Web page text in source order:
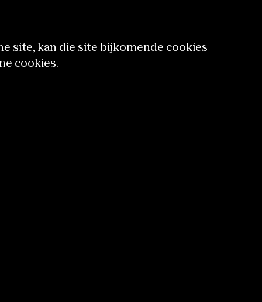
site, kan die site bijkomende cookies
cookies.